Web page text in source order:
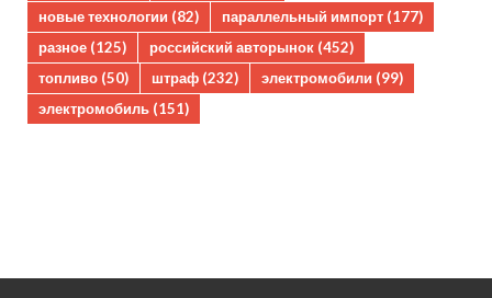
новые технологии (82) параллельный импорт (177)
разное (125) российский авторынок (452)
топливо (50) штраф (232) электромобили (99)
электромобиль (151)